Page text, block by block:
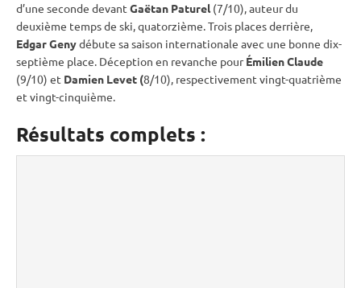
d’une seconde devant Gaëtan Paturel(7/10), auteur du
deuxième temps de ski, quatorzième. Trois places derrière,
Edgar Genydébute sa saison internationale avec une bonne dix-
septième place. Déception en revanche pourÉmilien Claude
(9/10) et Damien Levet (8/10), respectivement vingt-quatrième
et vingt-cinquième.
Résultats complets :